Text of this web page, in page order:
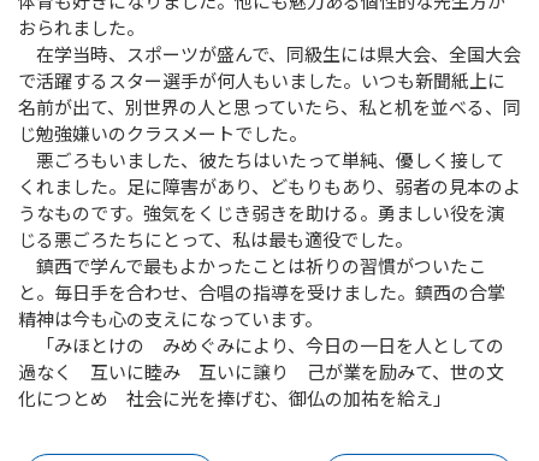
おられました。
在学当時、スポーツが盛んで、同級生には県大会、全国大会
で活躍するスター選手が何人もいました。いつも新聞紙上に
名前が出て、別世界の人と思っていたら、私と机を並べる、同
じ勉強嫌いのクラスメートでした。
悪ごろもいました、彼たちはいたって単純、優しく接して
くれました。足に障害があり、どもりもあり、弱者の見本のよ
うなものです。強気をくじき弱きを助ける。勇ましい役を演
じる悪ごろたちにとって、私は最も適役でした。
鎮西で学んで最もよかったことは祈りの習慣がついたこ
と。毎日手を合わせ、合唱の指導を受けました。鎮西の合掌
精神は今も心の支えになっています。
「みほとけの みめぐみにより、今日の一日を人としての
過なく 互いに睦み 互いに譲り 己が業を励みて、世の文
化につとめ 社会に光を捧げむ、御仏の加祐を給え」